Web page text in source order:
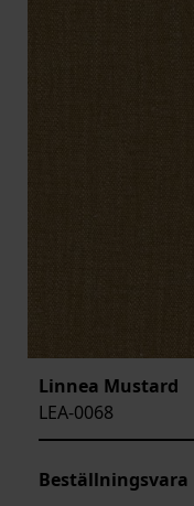
Linnea Mustard
LEA-0068
Beställningsvara